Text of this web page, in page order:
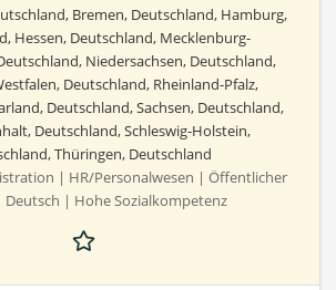
Bremen, Deutschland, Hamburg,
Hessen, Deutschland, Mecklenburg-
Niedersachsen, Deutschland,
Deutschland, Rheinland-Pfalz,
Deutschland, Sachsen, Deutschland,
Deutschland, Schleswig-Holstein,
Thüringen, Deutschland
| HR/Personalwesen | Öffentlicher
Deutsch | Hohe Sozialkompetenz